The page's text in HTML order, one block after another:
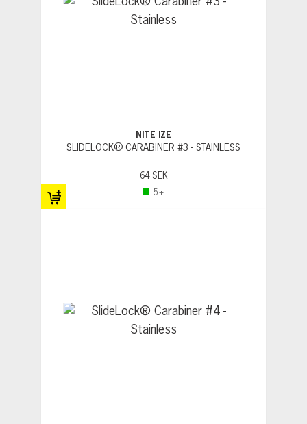
NITE IZE
SLIDELOCK® CARABINER #3 - STAINLESS
64 SEK
5+